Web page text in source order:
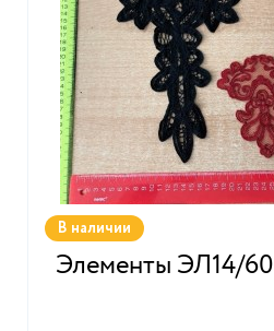
В наличии
Элементы ЭЛ14/60